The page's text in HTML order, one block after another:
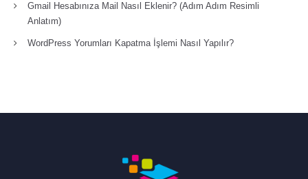
Gmail Hesabınıza Mail Nasıl Eklenir? (Adım Adım Resimli
Anlatım)
WordPress Yorumları Kapatma İşlemi Nasıl Yapılır?